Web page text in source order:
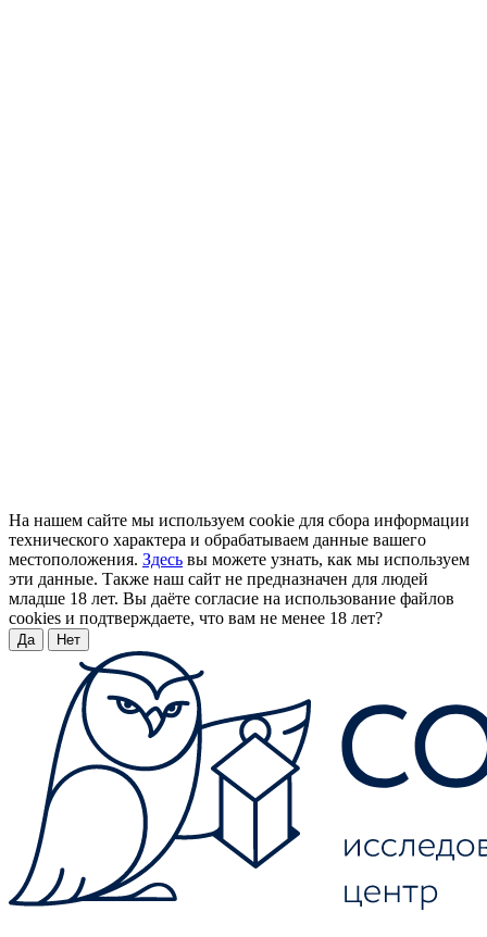
На нашем сайте мы используем cookie для сбора информации
технического характера и обрабатываем данные вашего
местоположения. Здесь вы можете узнать, как мы используем
эти данные. Также наш сайт не предназначен для людей
младше 18 лет. Вы даёте согласие на использование файлов
cookies и подтверждаете, что вам не менее 18 лет?
Да Нет